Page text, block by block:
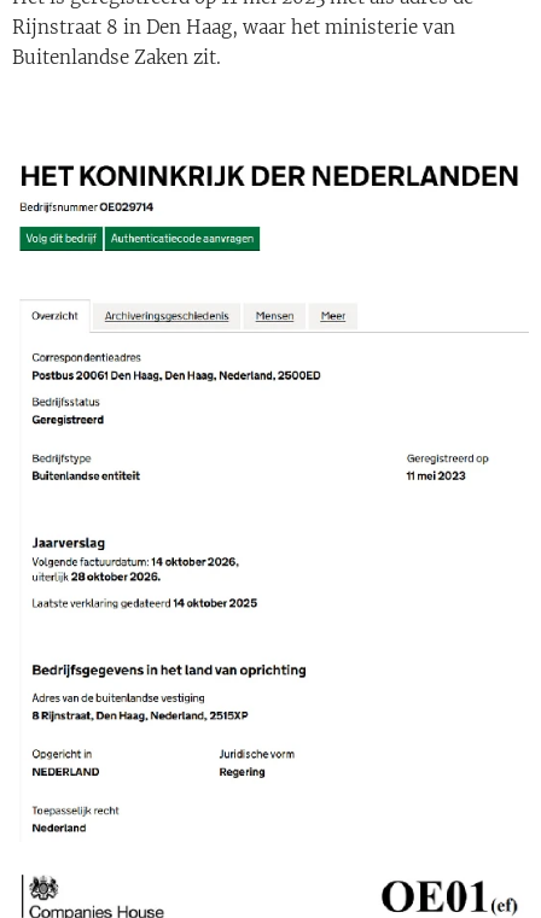
Rijnstraat 8 in Den Haag, waar het ministerie van
Buitenlandse Zaken zit.